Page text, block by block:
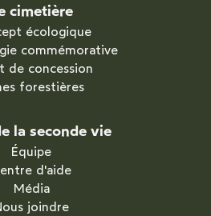
cimetière
écologique
commémorative
de concession
forestières
la seconde vie
Équipe
d'aide
Média
joindre